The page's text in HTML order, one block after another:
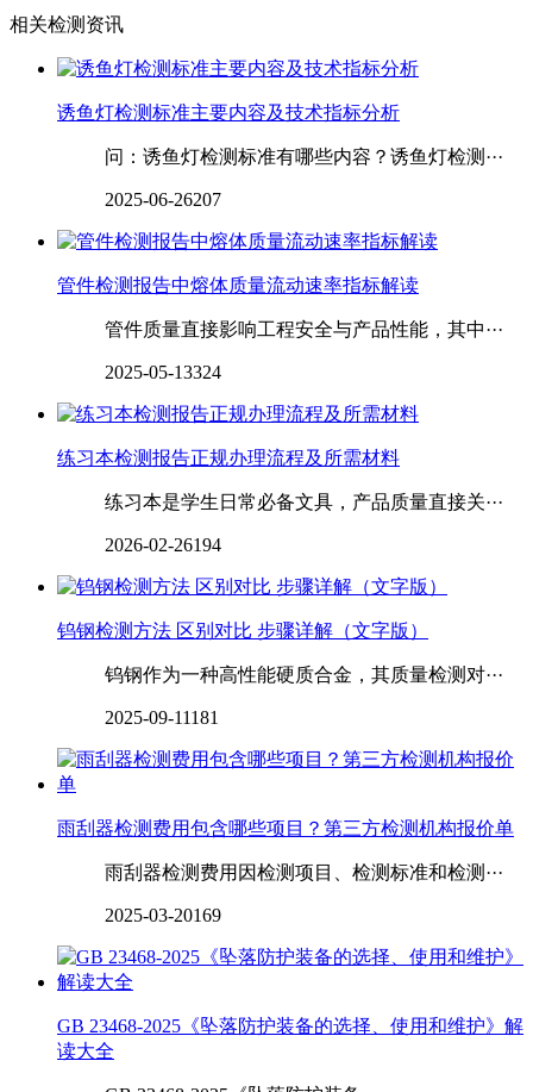
相关检测资讯
诱鱼灯检测标准主要内容及技术指标分析
问：诱鱼灯检测标准有哪些内容？诱鱼灯检测···
2025-06-26207
管件检测报告中熔体质量流动速率指标解读
管件质量直接影响工程安全与产品性能，其中···
2025-05-13324
练习本检测报告正规办理流程及所需材料
练习本是学生日常必备文具，产品质量直接关···
2026-02-26194
钨钢检测方法 区别对比 步骤详解（文字版）
钨钢作为一种高性能硬质合金，其质量检测对···
2025-09-11181
雨刮器检测费用包含哪些项目？第三方检测机构报价单
雨刮器检测费用因检测项目、检测标准和检测···
2025-03-20169
GB 23468-2025《坠落防护装备的选择、使用和维护》解
读大全